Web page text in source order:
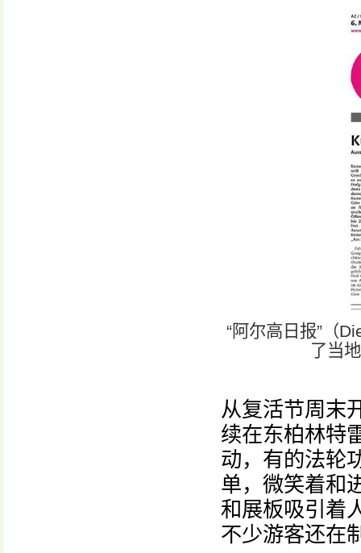
“阿尔高日报”（
了当
从复活节周末
续在东柏林特
动，有的法轮
单，微笑着和
和展板吸引着
不少游客还在